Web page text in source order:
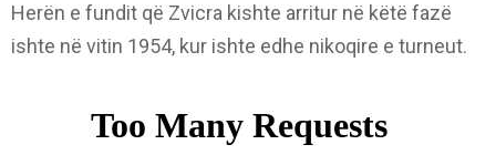
Herën e fundit që Zvicra kishte arritur në këtë fazë
ishte në vitin 1954, kur ishte edhe nikoqire e turneut.